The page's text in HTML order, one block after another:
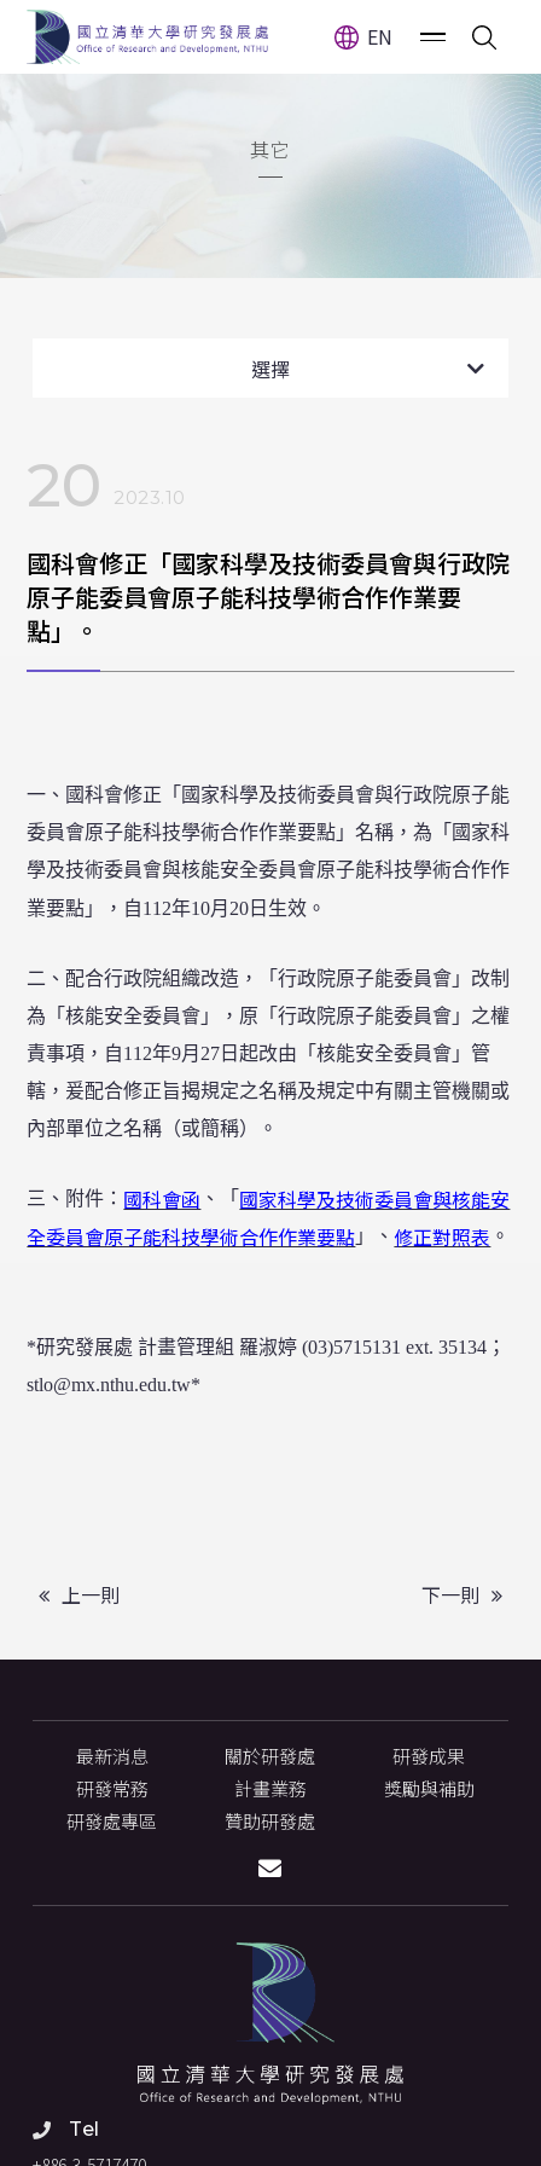
EN
其它
選擇
計畫公告
校外研討會公告
其它
舊公告消息
20 2023.10
國科會修正「國家科學及技術委員會與行政院
原子能委員會原子能科技學術合作作業要
點」。
一、國科會修正「國家科學及技術委員會與行政院原子能
委員會原子能科技學術合作作業要點」名稱，為「國家科
學及技術委員會與核能安全委員會原子能科技學術合作作
業要點」，自112年10月20日生效。
二、配合行政院組織改造，「行政院原子能委員會」改制
為「核能安全委員會」，原「行政院原子能委員會」之權
責事項，自112年9月27日起改由「核能安全委員會」管
轄，爰配合修正旨揭規定之名稱及規定中有關主管機關或
內部單位之名稱（或簡稱）。
三、附件： 國科會函 、「 國家科學及技術委員會與核能安
全委員會原子能科技學術合作作業要點 」、修正對照表 。
*研究發展處 計畫管理組 羅淑婷 (03)5715131 ext. 35134 ；
stlo@mx.nthu.edu.tw*
上一則 下一則
最新消息 關於研發處
研發成果
研發常務
計畫業務
獎勵與補助
研發處專區
贊助研發處
Tel